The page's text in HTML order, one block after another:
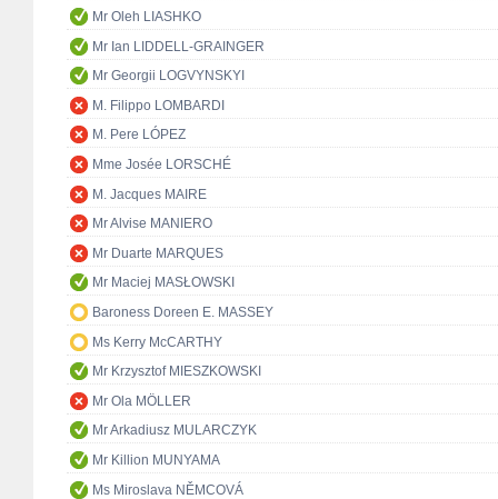
Mr Oleh LIASHKO
Mr Ian LIDDELL-GRAINGER
Mr Georgii LOGVYNSKYI
M. Filippo LOMBARDI
M. Pere LÓPEZ
Mme Josée LORSCHÉ
M. Jacques MAIRE
Mr Alvise MANIERO
Mr Duarte MARQUES
Mr Maciej MASŁOWSKI
Baroness Doreen E. MASSEY
Ms Kerry McCARTHY
Mr Krzysztof MIESZKOWSKI
Mr Ola MÖLLER
Mr Arkadiusz MULARCZYK
Mr Killion MUNYAMA
Ms Miroslava NĚMCOVÁ